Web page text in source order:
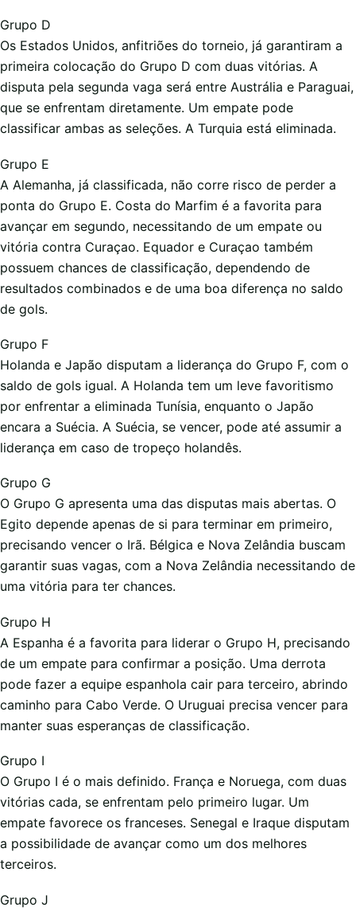
Grupo D
Os Estados Unidos, anfitriões do torneio, já garantiram a
primeira colocação do Grupo D com duas vitórias. A
disputa pela segunda vaga será entre Austrália e Paraguai,
que se enfrentam diretamente. Um empate pode
classificar ambas as seleções. A Turquia está eliminada.
Grupo E
A Alemanha, já classificada, não corre risco de perder a
ponta do Grupo E. Costa do Marfim é a favorita para
avançar em segundo, necessitando de um empate ou
vitória contra Curaçao. Equador e Curaçao também
possuem chances de classificação, dependendo de
resultados combinados e de uma boa diferença no saldo
de gols.
Grupo F
Holanda e Japão disputam a liderança do Grupo F, com o
saldo de gols igual. A Holanda tem um leve favoritismo
por enfrentar a eliminada Tunísia, enquanto o Japão
encara a Suécia. A Suécia, se vencer, pode até assumir a
liderança em caso de tropeço holandês.
Grupo G
O Grupo G apresenta uma das disputas mais abertas. O
Egito depende apenas de si para terminar em primeiro,
precisando vencer o Irã. Bélgica e Nova Zelândia buscam
garantir suas vagas, com a Nova Zelândia necessitando de
uma vitória para ter chances.
Grupo H
A Espanha é a favorita para liderar o Grupo H, precisando
de um empate para confirmar a posição. Uma derrota
pode fazer a equipe espanhola cair para terceiro, abrindo
caminho para Cabo Verde. O Uruguai precisa vencer para
manter suas esperanças de classificação.
Grupo I
O Grupo I é o mais definido. França e Noruega, com duas
vitórias cada, se enfrentam pelo primeiro lugar. Um
empate favorece os franceses. Senegal e Iraque disputam
a possibilidade de avançar como um dos melhores
terceiros.
Grupo J